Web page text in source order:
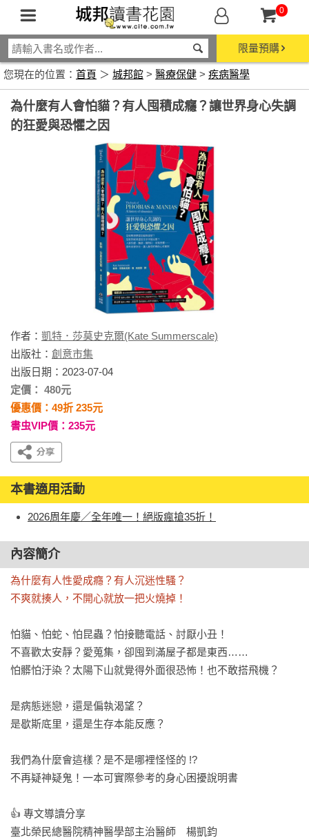
0
限量預購
您現在的位置： 首頁 ＞ 城邦館 > 醫療保健 > 疾病醫學
為什麼有人會怕貓？有人囤積成癮？讓世界身心失調
的狂愛與恐懼之因
作者： 凱特．莎莫史克爾(Kate Summerscale)
出版社： 創意市集
出版日期：2023-07-04
定價： 480元
優惠價：49折 235元
書虫VIP價：235元
本書適用活動
2026周年慶／全年唯一！絕版瘋搶35折！
內容簡介
為什麼有人性愛成癮？有人沉迷性騷？
不爽就揍人，不開心就放一把火燒掉！
怕貓、怕蛇、怕昆蟲？怕接聽電話、討厭小丑！
不喜歡太安靜？愛蒐集，卻囤到滿屋子都是東西……
怕髒怕汙染？太陽下山就覺得外面很恐怖！也不敢搭飛機？
是病態迷戀，還是偏執渴望？
是歇斯底里，還是生存本能反應？
我們為什麼會這樣？是不是哪裡怪怪的 !?
不再疑神疑鬼！一本可實際參考的身心困擾說明書
👍 專文導讀分享
臺北榮民總醫院精神醫學部主治醫師　楊凱鈞